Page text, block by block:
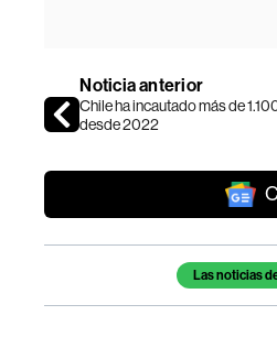
Noticia anterior
Chile ha incautado más de
desde 2022
Temas de este artículo
Las noticias